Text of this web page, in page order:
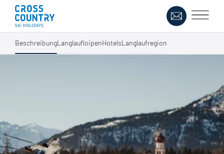
BeschreibungLanglaufloipenHotelsLanglaufregion